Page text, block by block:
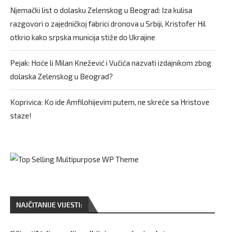
Njemački list o dolasku Zelenskog u Beograd: Iza kulisa
razgovori o zajedničkoj fabrici dronova u Srbiji, Kristofer Hil
otkrio kako srpska municija stiže do Ukrajine
Pejak: Hoće li Milan Knežević i Vučića nazvati izdajnikom zbog
dolaska Zelenskog u Beograd?
Koprivica: Ko ide Amfilohijevim putem, ne skreće sa Hristove
staze!
NAJČITANIJE VIJESTI: